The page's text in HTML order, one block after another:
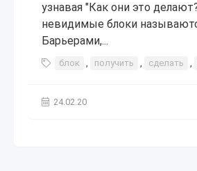
узнавая "Как они это
невидимые блоки
Барьерами,...
блок , получить , сделать ,
24.02.20